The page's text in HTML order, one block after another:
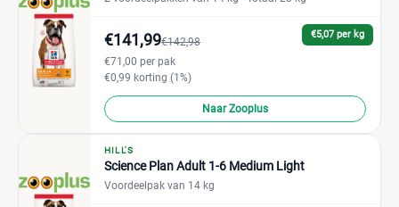
€5,07 per kg
€141,99€142,98
€71,00 per pak
€0,99 korting (1%)
Naar Zooplus
HILL'S
Science Plan Adult 1-6 Medium Light
Voordeelpak van 14 kg